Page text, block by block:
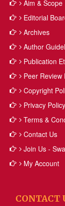
Aim & Scope
Editorial
Archives
Author
Publication
Peer Review
Copyright
Privacy Policy
Terms &
Contact Us
Join Us -
My Account
CONTACT